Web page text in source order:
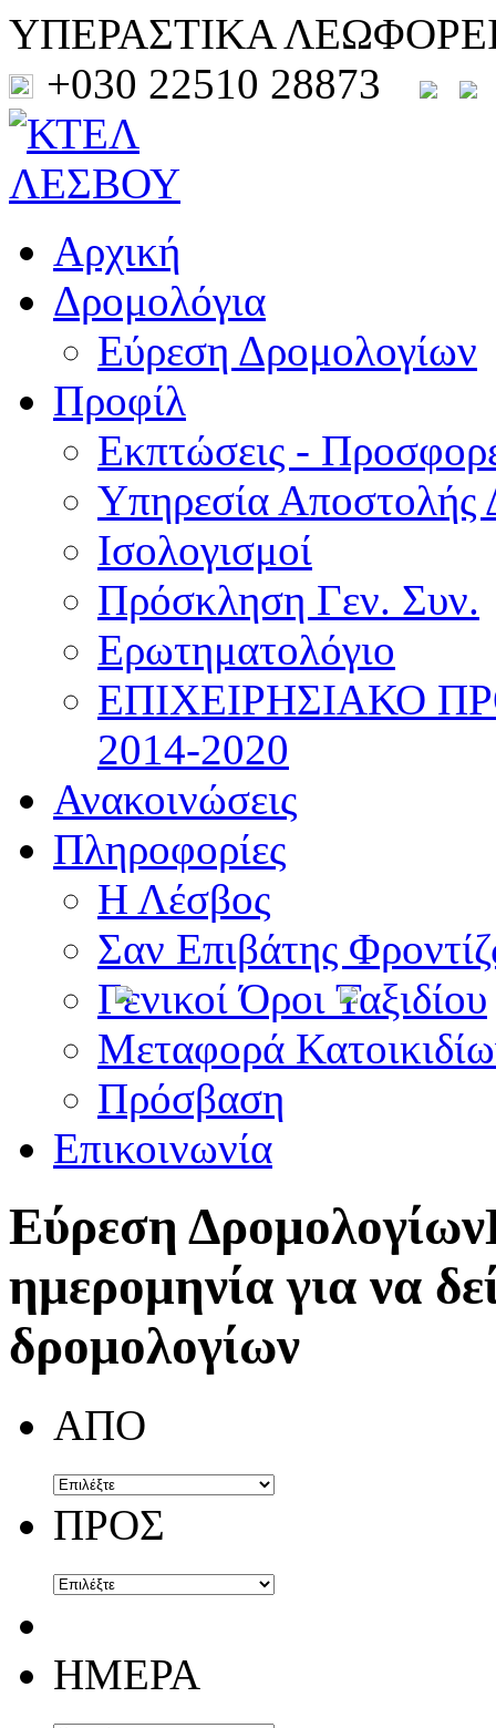
ΥΠΕΡΑΣΤΙΚΑ
+030 22510 28873
Αρχική
Δρομολόγια
Εύρεση Δρομολογίων
Προφίλ
Εκπτώσεις -
Υπηρεσία Αποστολής
Ισολογισμοί
Πρόσκληση Γεν. Συν.
Ερωτηματολόγιο
ΕΠΙΧΕΙΡΗΣΙΑΚΟ
2014-2020
Ανακοινώσεις
Πληροφορίες
Η Λέσβος
Σαν Επιβάτης
Γενικοί Όροι Ταξιδίου
Μεταφορά
Πρόσβαση
Επικοινωνία
Εύρεση Δρομολογίων
ημερομηνία για να
δρομολογίων
ΑΠΟ
ΠΡΟΣ
ΗΜΕΡΑ